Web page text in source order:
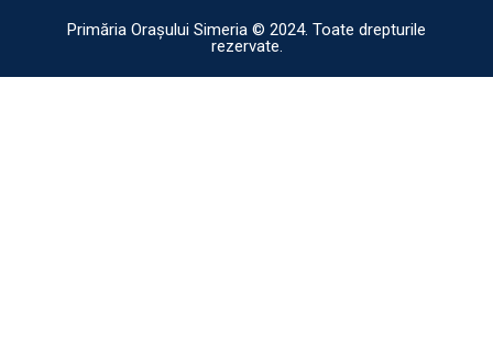
Primăria Orașului Simeria © 2024. Toate drepturile
rezervate.